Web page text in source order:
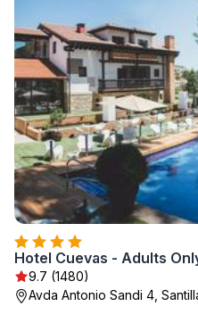
Hotel Cuevas - Adults
9.7 (1480)
Avda Antonio Sandi 4,